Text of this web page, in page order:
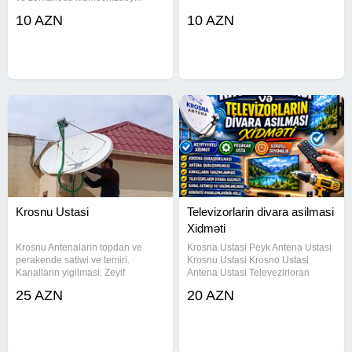
10 AZN 10 AZN
Krosnu Ustasi
Krosnu Antenalarin topdan ve
perakende satiwi ve temiri.
Kanallarin yigilmasi. Zeyif
edilmesi.
25 AZN
Televizorlarin divara asilmasi
Xidməti
Krosna Ustasi Peyk Antena Ustasi
Krosnu Ustasi Krosno Ustasi
Antena Ustasi Televezirloran
Televizorun Divara Montaji
20 AZN